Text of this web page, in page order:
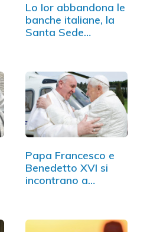
Lo Ior abbandona le
banche italiane, la
Santa Sede…
Papa Francesco e
Benedetto XVI si
incontrano a…